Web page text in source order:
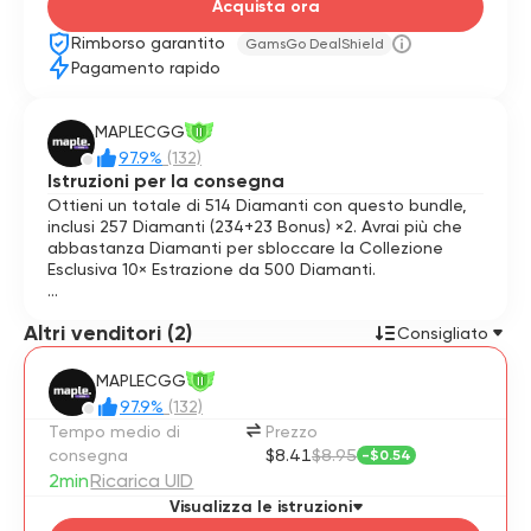
Acquista ora
Rimborso garantito GamsGo DealShield
Pagamento rapido
MAPLECGG II
97.9% (132)
Istruzioni per la consegna
Ottieni un totale di 514 Diamanti con questo bundle,
inclusi 257 Diamanti (234+23 Bonus) ×2. Avrai più che
abbastanza Diamanti per sbloccare la Collezione
Esclusiva 10× Estrazione da 500 Diamanti.
2️⃣ Fornisci il tuo ID utente e ID server.
3️⃣ Completa il pagamento.
4️⃣ Rilassati mentre elaboriamo il tuo ordine.
5️⃣ Goditi i tuoi 514 Diamanti.
✨ Perché acquistare da noi?
⚡ Consegna rapida – Gli ordini vengono elaborati il più
Altri venditori (2) Consigliato
MAPLECGG II
97.9% (132)
Tempo medio di
consegna
2minRicarica UID
Prezzo
$8.41$8.95 -$0.54
Visualizza le istruzioni